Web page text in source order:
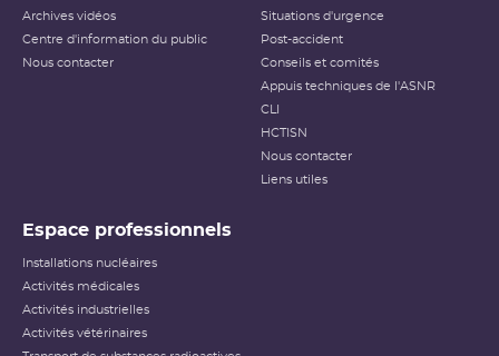
Archives vidéos
Centre d'information du public
Nous contacter
Situations d'urgence
Post-accident
Conseils et comités
Appuis techniques de l'ASNR
CLI
HCTISN
Nous contacter
Liens utiles
Espace professionnels
Installations nucléaires
Activités médicales
Activités industrielles
Activités vétérinaires